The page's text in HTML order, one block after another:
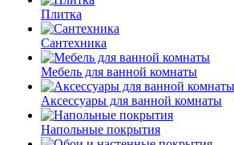
Плитка
Сантехника
Мебель для ванной комнаты
Аксессуары для ванной комнаты
Напольные покрытия